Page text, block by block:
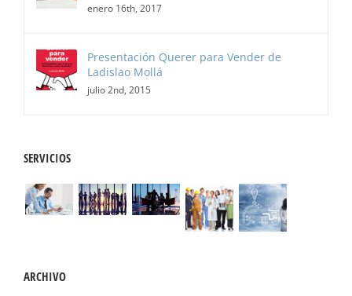
enero 16th, 2017
Presentación Querer para Vender de
Ladislao Mollá
julio 2nd, 2015
SERVICIOS
ARCHIVO